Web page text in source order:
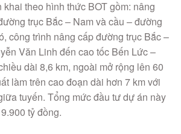
theo hình thức BOT gồm: nâng
trục Bắc – Nam và cầu – đường
công trình nâng cấp đường trục Bắc –
Văn Linh đến cao tốc Bến Lức –
dài 8,6 km, ngoài mở rộng lên 60
làm trên cao đoạn dài hơn 7 km với
tuyến. Tổng mức đầu tư dự án này
tỷ đồng.